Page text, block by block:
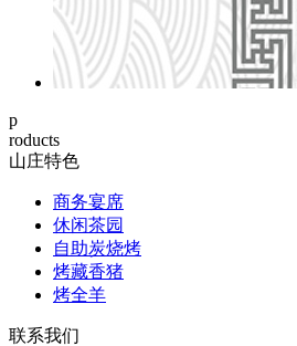
p
roducts
山庄特色
商务宴席
休闲茶园
自助炭烧烤
烤藏香猪
烤全羊
联系我们